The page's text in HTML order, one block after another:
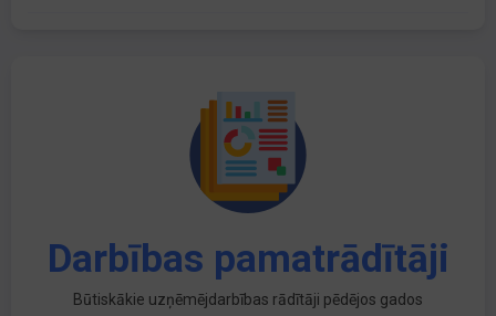
Darbības pamatrādītāji
Būtiskākie uzņēmējdarbības rādītāji pēdējos gados